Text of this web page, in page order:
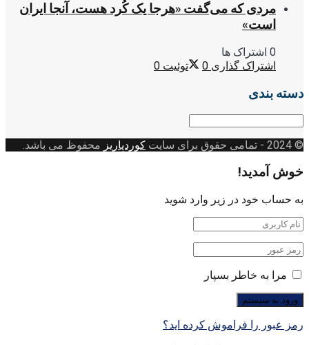
مردی که می‌گفت «هرجا یک کُرد هست، آنجا ایران
است»
0 اشتراک ها
اشتراک گذاری 0 توئیت 0
دسته بندی
© 2024
- تمامی حقوق برای سایت کوردپاریز محفوظ می باشد.
خوش آمدید!
به حساب خود در زیر وارد شوید
مرا به خاطر بسپار
رمز عبور را فراموش کرده اید؟